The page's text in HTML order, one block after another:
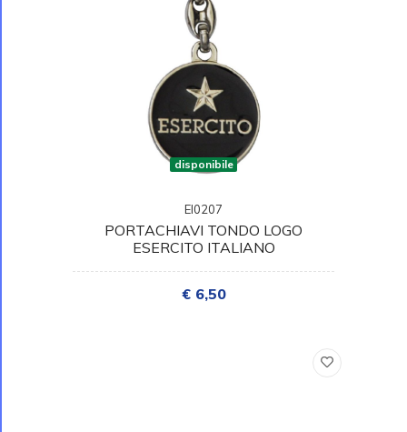
disponibile
EI0207
PORTACHIAVI TONDO LOGO
ESERCITO ITALIANO
€ 6,50